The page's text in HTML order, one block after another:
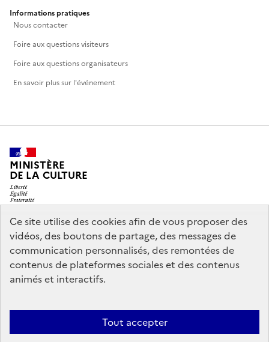
Ce site utilise des cookies afin de vous proposer des
vidéos, des boutons de partage, des messages de
communication personnalisés, des remontées de
contenus de plateformes sociales et des contenus
animés et interactifs.
Tout accepter
Informations pratiques
Nous contacter
Foire aux questions visiteurs
Foire aux questions organisateurs
En savoir plus sur l'événement
MINISTÈRE
DE LA CULTURE
legifrance.gouv.fr
info.gouv.fr
service-public.gouv.fr
data.gouv.fr
Mentions légales
conforme
Politique d’utilisation des témoins de connexion